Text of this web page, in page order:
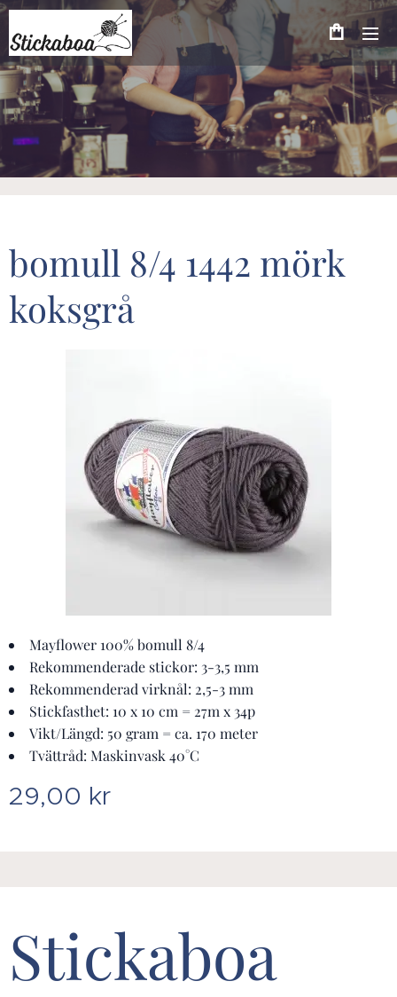
bomull 8/4 1442 mörk
koksgrå
Mayflower 100% bomull 8/4
Rekommenderade stickor: 3-3,5 mm
Rekommenderad virknål: 2,5-3 mm
Stickfasthet: 10 x 10 cm = 27m x 34p
Vikt/Längd: 50 gram = ca. 170 meter
Tvättråd: Maskinvask 40°C
29,00 kr
Stickaboa